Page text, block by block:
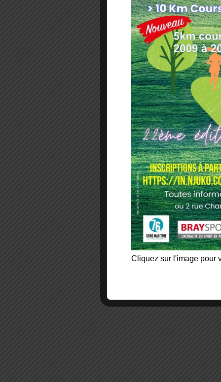
Cliquez sur l'image pour